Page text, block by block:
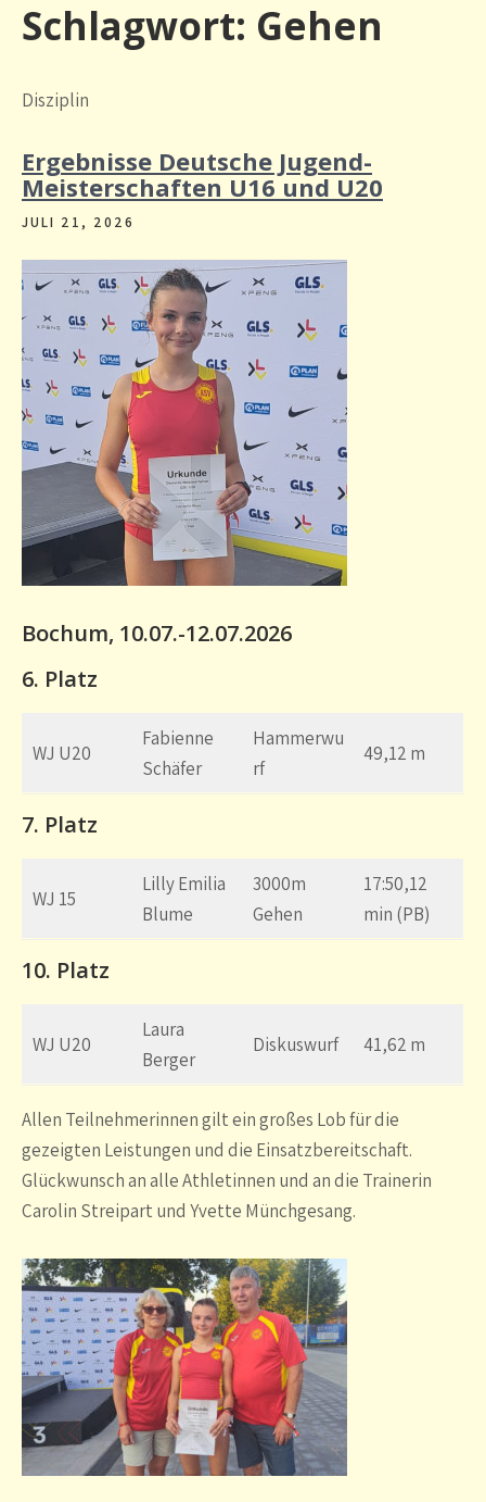
Schlagwort: Gehen
Disziplin
Ergebnisse Deutsche Jugend-
Meisterschaften U16 und U20
JULI 21, 2026
Bochum, 10.07.-12.07.2026
6. Platz
WJ U20
Fabienne
Schäfer
Hammerwu
rf
49,12 m
7. Platz
WJ 15
Lilly Emilia
Blume
3000m
Gehen
17:50,12
min (PB)
10. Platz
WJ U20
Laura
Berger
Diskuswurf 41,62 m
Allen Teilnehmerinnen gilt ein großes Lob für die
gezeigten Leistungen und die Einsatzbereitschaft.
Glückwunsch an alle Athletinnen und an die Trainerin
Carolin Streipart und Yvette Münchgesang.